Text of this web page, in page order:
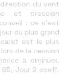
du vent
et pression
: ce n'est
du plus grand
est le plus
de la cession
à diminuer.
95, Jour 2 coeff.